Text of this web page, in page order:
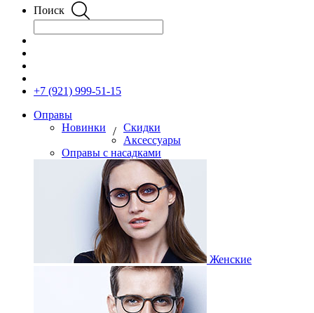
Поиск
+7 (921) 999-51-15
Оправы
Новинки
/ Скидки
Аксессуары
Оправы с насадками
Женские